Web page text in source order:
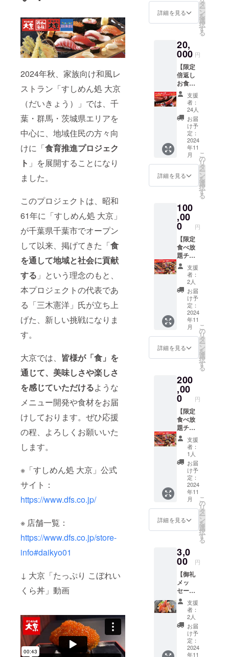
2024年秋、家族向け和風レ
ストラン「すしめん処 大京
（だいきょう）」では、千
葉・群馬・茨城県エリアを
中心に、地域住民の方々向
けに「食育推進プロジェク
ト 」を展開することになり
ました。
このプロジェクトは、昭和
61年に「すしめん処 大京」
が千葉県千葉市でオープン
して以来、掲げてきた「食
を通して地域と社会に貢献
する 」という理念のもと、
本プロジェクトの代表であ
る「三木憲洋」氏が立ち上
げた、新しい挑戦になりま
す。
大京では、 皆様が「食」を
通じて、美味しさや楽しさ
を感じていただけるような
メニュー開発や食材をお届
けしております。ぜひ応援
の程、よろしくお願いいた
します。
※「すしめん処 大京」公式
サイト：
https://www.dfs.co.jp/
※ 店舗一覧：
https://www.dfs.co.jp/store-
info#daikyo01
↓ 大京「たっぷり こぼれい
くら丼」動画
備考欄
に掲示
名前を
本名フ
ルネー
ムで必
ずご記
入くだ
さい ご
支援い
ただい
た方々
のお名
前が、
「大
京」を
ご利用
いただ
いた方
の目に
留まり
ご支援
いただ
いた皆
様の想
いを大
切に
し、
日々感
謝を忘
れず、
明るく
快適な
店舗で
お客様
をお迎
えして
参りま
す。
「すし
めん処
ラザ遊
楽館」
「やき
にく大
京」全
店でご
利用い
ただけ
ます。
店舗一
覧：
https://
www.df
s.co.jp/
store-
引券
（1,000
円割引
大京全
店で使
用可
能、1会
計何枚
でも使
用可能
（飲食
代金
50%ま
で適
用）、
発行後
6ヶ月間
有効
「すし
めん処
ラザ遊
楽館」
「やき
にく大
京」全
店でご
利用い
ただけ
ます。
店舗一
覧：
https://
www.df
s.co.jp/
store-
info
詳細を見る
タ
ー
ン
を
選
択
す
る
20,
000 円
【限定
倍返し
お食事
チケッ
ト（1口
20,000
円）】1
口につ
40,000
円分の
飲食割
引券
（1,000
円割引
大京全
店で使
用可
能、1会
計何枚
でも使
用可能
（飲食
代金
50%ま
で適
用）、
発行後
6ヶ月間
有効
「すし
めん処
大京」
「カラ
楽館」
「やき
にく大
京」全
店でご
利用い
ただけ
ます。
店舗一
覧：
https://
www.df
s.co.jp/
store-
info
支援
者：
24人
お届
け予
定：
2024
年11
月
詳細を見る
こ
の
リ
タ
ー
ン
を
選
択
す
る
100
,00
0 円
【限定
食べ放
題チ
ケット
（1口
10万
円）】
店内メ
ニュー
食べ放
題, 1日1
回2時間
まで, 期
間内で
あれば
可, 有効
期間 発
行日か
ら6ヶ月
以内 1
口 10万
円、ペ
アチ
ケット2
名様ま
で来店
可能な
食べ放
題限定
チケッ
トをご
提供さ
せてい
ただき
であれ
ば、何
度でも
食べ放
題メ
ニュー
をすし
めん処
大京 全
店舗で
ご利用
いただ
けま
支援
者：
2人
お届
け予
定：
2024
年11
月
詳細を見る
こ
の
リ
タ
ー
ン
を
選
択
す
る
200
,00
0 円
【限定
食べ放
題チ
ケット
（1口
20万
円）】
店内メ
ニュー
食べ放
題, 1日1
回2時間
まで, 期
間内で
あれば
可, 有効
期間 発
行日か
ら6ヶ月
以内 1
口 20万
円、1組
5名様ま
で来店
可能な
食べ放
題限定
チケッ
支援
者：
1人
お届
け予
定：
2024
年11
月
詳細を見る
こ
の
リ
タ
ー
ン
を
選
択
す
る
3,0
00 円
【御礼
メッ
セージ
（1口
3,000
円）】
ご支援
いただ
きまし
た御礼
支援
者：
2人
お届
け予
定：
2024
年11